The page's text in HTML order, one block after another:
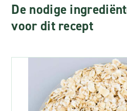
De nodige
voor dit recept